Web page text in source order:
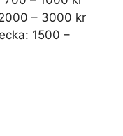
– 3000 kr
1500 –